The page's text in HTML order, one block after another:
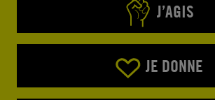
J’AGIS
JE DONNE